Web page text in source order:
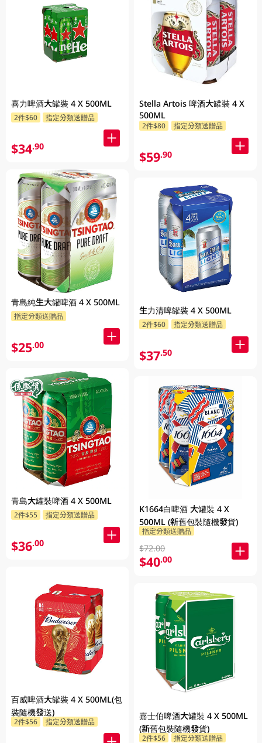
喜力啤酒大罐裝 4 X 500ML
2件$60 指定分類送贈品
$34.90
青島純生大罐啤酒 4 X 500ML
指定分類送贈品
$25.00
青島大罐裝啤酒 4 X 500ML
2件$55 指定分類送贈品
$36.00
百威啤酒大罐裝 4 X 500ML(包
裝隨機發送)
2件$56 指定分類送贈品
Stella Artois 啤酒大罐裝 4 X
500ML
2件$80 指定分類送贈品
$59.90
生力清啤罐裝 4 X 500ML
2件$60 指定分類送贈品
$37.50
K1664白啤酒 大罐裝 4 X
500ML (新舊包裝隨機發貨)
指定分類送贈品
$72.00
$40.00
嘉士伯啤酒大罐裝 4 X 500ML
(新舊包裝隨機發貨)
2件$56 指定分類送贈品